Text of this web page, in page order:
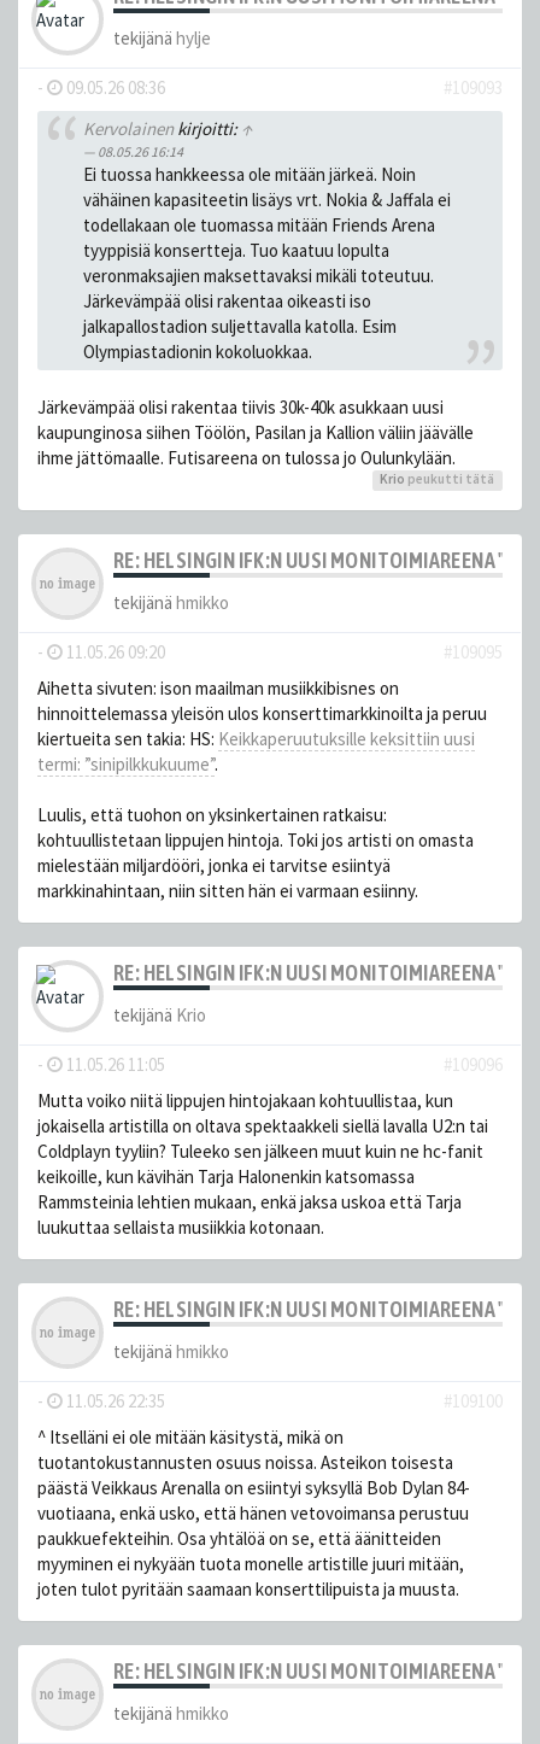
tekijänä hylje
- 09.05.26 08:36
#109093
Kervolainenkirjoitti: ↑
08.05.26 16:14
Ei tuossa hankkeessa ole mitään järkeä. Noin
vähäinen kapasiteetin lisäys vrt. Nokia & Jaffala ei
todellakaan ole tuomassa mitään Friends Arena
tyyppisiä konsertteja. Tuo kaatuu lopulta
veronmaksajien maksettavaksi mikäli toteutuu.
Järkevämpää olisi rakentaa oikeasti iso
jalkapallostadion suljettavalla katolla. Esim
Olympiastadionin kokoluokkaa.
Järkevämpää olisi rakentaa tiivis 30k-40k asukkaan uusi
kaupunginosa siihen Töölön, Pasilan ja Kallion väliin jäävälle
ihme jättömaalle. Futisareena on tulossa jo Oulunkylään.
Krio peukutti tätä
RE: HELSINGIN IFK:N UUSI MONITOIMIAREENA
tekijänä hmikko
- 11.05.26 09:20
#109095
Aihetta sivuten: ison maailman musiikkibisnes on
hinnoittelemassa yleisön ulos konserttimarkkinoilta ja peruu
kiertueita sen takia: HS: Keikka­peruutuksille keksittiin uusi
termi: ”sinipilkku­kuume”.
Luulis, että tuohon on yksinkertainen ratkaisu:
kohtuullistetaan lippujen hintoja. Toki jos artisti on omasta
mielestään miljardööri, jonka ei tarvitse esiintyä
markkinahintaan, niin sitten hän ei varmaan esiinny.
RE: HELSINGIN IFK:N UUSI MONITOIMIAREENA
tekijänä Krio
- 11.05.26 11:05
#109096
Mutta voiko niitä lippujen hintojakaan kohtuullistaa, kun
jokaisella artistilla on oltava spektaakkeli siellä lavalla U2:n tai
Coldplayn tyyliin? Tuleeko sen jälkeen muut kuin ne hc-fanit
keikoille, kun kävihän Tarja Halonenkin katsomassa
Rammsteinia lehtien mukaan, enkä jaksa uskoa että Tarja
luukuttaa sellaista musiikkia kotonaan.
RE: HELSINGIN IFK:N UUSI MONITOIMIAREENA
tekijänä hmikko
- 11.05.26 22:35
#109100
^ Itselläni ei ole mitään käsitystä, mikä on
tuotantokustannusten osuus noissa. Asteikon toisesta
päästä Veikkaus Arenalla on esiintyi syksyllä Bob Dylan 84-
vuotiaana, enkä usko, että hänen vetovoimansa perustuu
paukkuefekteihin. Osa yhtälöä on se, että äänitteiden
myyminen ei nykyään tuota monelle artistille juuri mitään,
joten tulot pyritään saamaan konserttilipuista ja muusta.
RE: HELSINGIN IFK:N UUSI MONITOIMIAREENA
tekijänä hmikko